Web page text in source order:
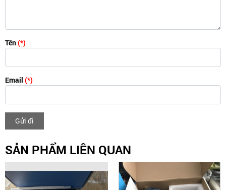
Tên(*)
Email (*)
Gửi đi
SẢN PHẨM LIÊN QUAN